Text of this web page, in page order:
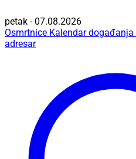
petak - 07.08.2026
Osmrtnice Kalendar događanja
adresar